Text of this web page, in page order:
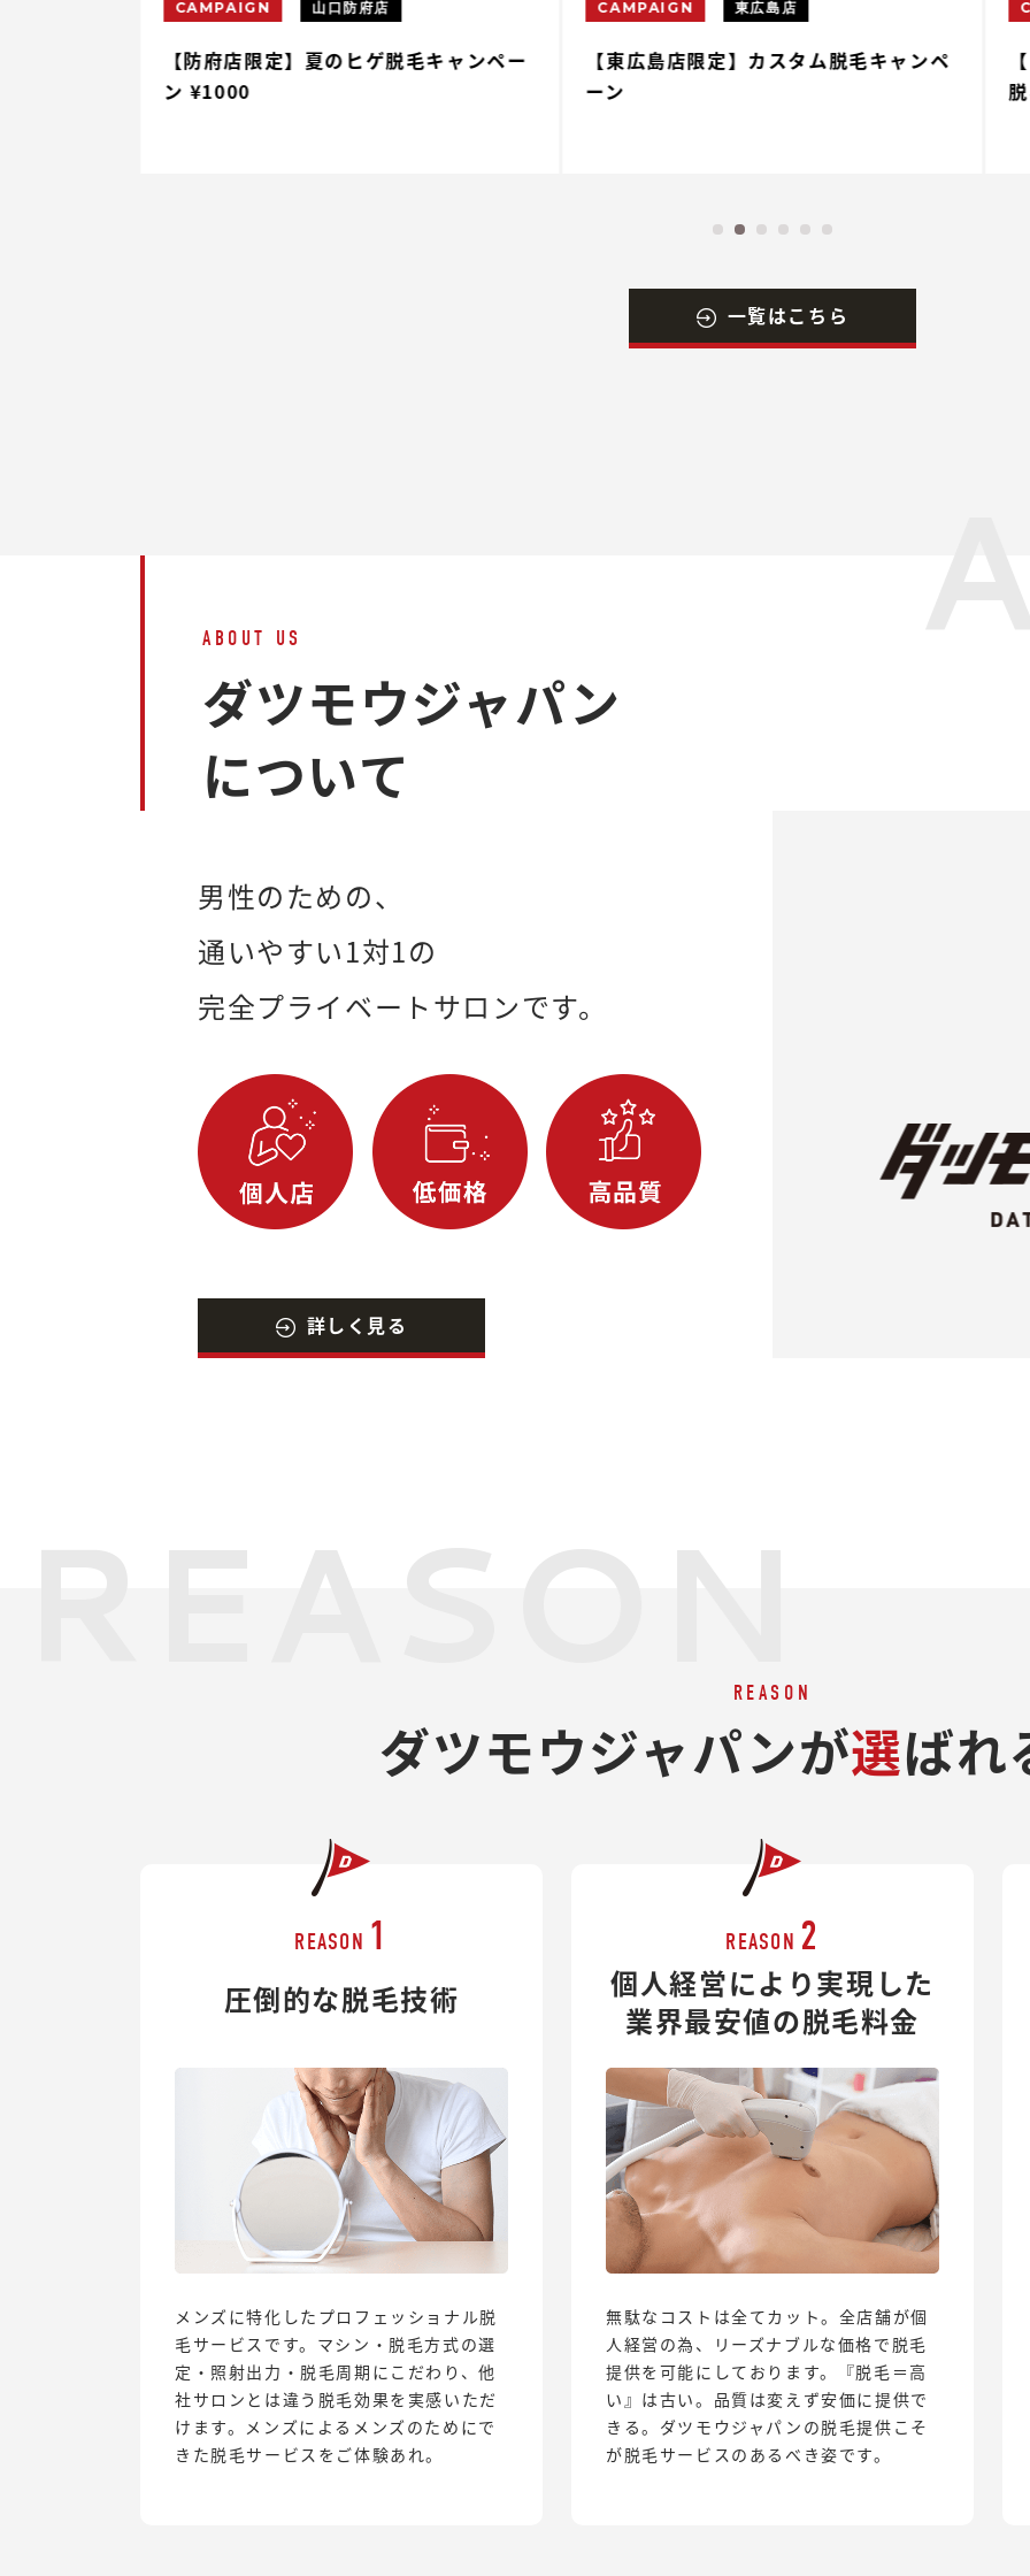
CAMPAIGN 山口防府店
【防府店限定】夏のヒゲ脱毛キャンペー
ン ¥1000
CAMPAIGN 東広島店
【東広島店限定】カスタム脱毛キャンペ
ーン
一覧はこちら
ABOUT US
ダツモウジャパン
について
男性のための、
通いやすい1対1の
完全プライベートサロンです。
詳しく見る
REASON
ダツモウジャパンが選ばれ
REASON 1
圧倒的な脱毛技術
メンズに特化したプロフェッショナル脱
毛サービスです。マシン・脱毛方式の選
定・照射出力・脱毛周期にこだわり、他
社サロンとは違う脱毛効果を実感いただ
けます。メンズによるメンズのためにで
きた脱毛サービスをご体験あれ。
REASON 2
個人経営により実現した
業界最安値の脱毛料金
無駄なコストは全てカット。全店舗が個
人経営の為、リーズナブルな価格で脱毛
提供を可能にしております。『脱毛＝高
い』は古い。品質は変えず安価に提供で
きる。ダツモウジャパンの脱毛提供こそ
が脱毛サービスのあるべき姿です。